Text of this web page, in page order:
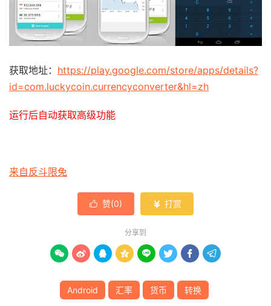
获取地址： https://play.google.com/store/apps/details?
id=com.luckycoin.currencyconverter&hl=zh
运行后自动获取高级功能
来自反斗限免
 赞(0)  打赏
分享到
       
Android 汇率 货币 转换